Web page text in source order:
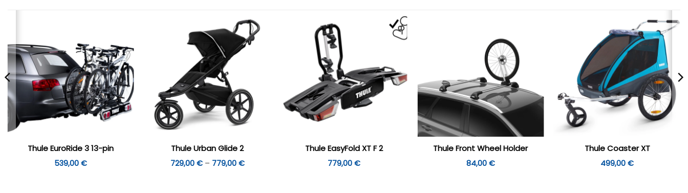
Thule EuroRide 3 13-pin
539,00€
Thule Urban Glide 2
729,00 € – 779,00 €Hinnavahemik:
Thule EasyFold XT F 2
779,00 €
Thule Front Wheel Holder
84,00 €
Thule Coaster XT
499,00€